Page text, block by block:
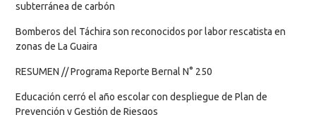
subterránea de carbón
Bomberos del Táchira son reconocidos por labor rescatista en
zonas de La Guaira
RESUMEN // Programa Reporte Bernal N° 250
Educación cerró el año escolar con despliegue de Plan de
Prevención y Gestión de Riesgos